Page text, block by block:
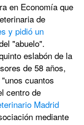
en Economía que
de
y pidió un
"abuelo".
eslabón de la
de 58 años,
cuantos
centro de
Madrid
mediante